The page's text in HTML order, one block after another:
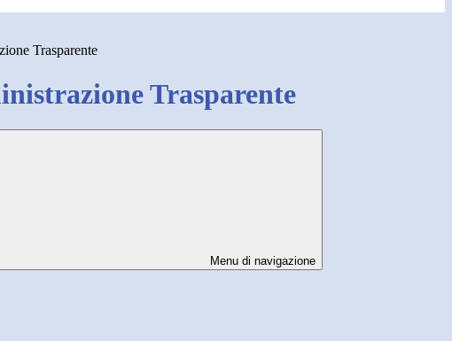
Trasparente
Trasparente
Menu di navigazione